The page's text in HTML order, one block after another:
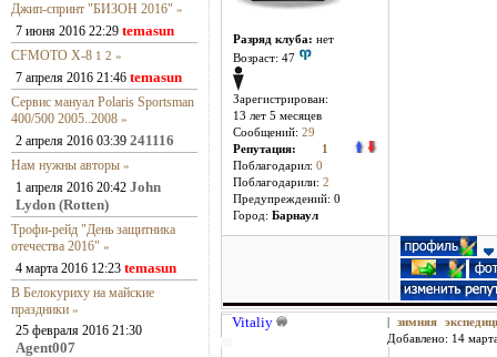
Джип-спринт "БИЗОН 2016" »
7 июня 2016 22:29 temasun
CFMOTO X-8 1 2 »
7 апреля 2016 21:46 temasun
Сервис мануал Polaris Sportsman
400/500 2005..2008 »
2 апреля 2016 03:39 241116
Нам нужны авторы »
1 апреля 2016 20:42 John
Lydon (Rotten)
Трофи-рейд "День защитника
отечества 2016" »
4 марта 2016 12:23 temasun
В Белокуриху на майские
праздники »
25 февраля 2016 21:30
Agent007
Разряд клуба: нет
Возраст: 47
Зарегистрирован:
13 лет 5 месяцев
Сообщений: 29
Репутация:
1
Поблагодарил: 0
Поблагодарили: 2
Предупреждений: 0
Город: Барнаул
Vitaliy
зимняя
Добавлено: 14